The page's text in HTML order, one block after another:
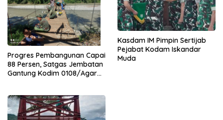
Progres Pembangunan Capai
88 Persen, Satgas Jembatan
Gantung Kodim 0108/Agara
Kasdam IM Pimpin Sertijab
Pejabat Kodam Iskandar
Muda